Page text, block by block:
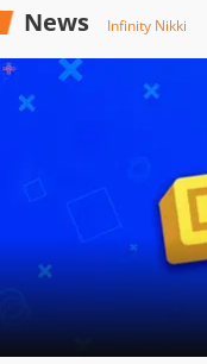
News Infinity Nikki